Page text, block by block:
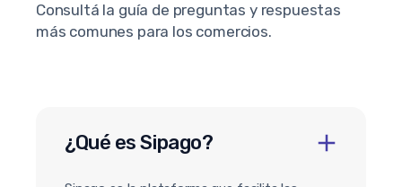
Consultá la guía de preguntas y respuestas
más comunes para los comercios.
¿Qué es Sipago?